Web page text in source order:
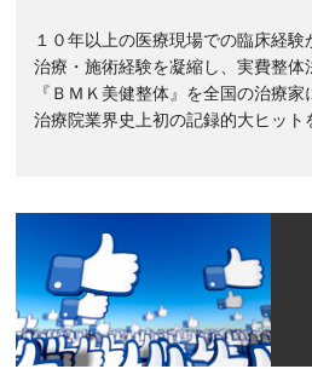
１０年以上の医療現場での臨床経験
治療・施術経験を凝縮し、実費整体
『ＢＭＫ美健整体』を全国の治療家
治療院業界史上初の記録的大ヒット